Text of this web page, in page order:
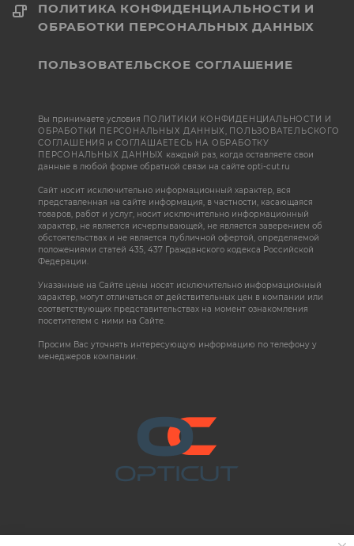
ПОЛИТИКА КОНФИДЕНЦИАЛЬНОСТИ И
ОБРАБОТКИ ПЕРСОНАЛЬНЫХ ДАННЫХ
ПОЛЬЗОВАТЕЛЬСКОЕ СОГЛАШЕНИЕ
Вы принимаете условия ПОЛИТИКИ КОНФИДЕНЦИАЛЬНОСТИ И
ОБРАБОТКИ ПЕРСОНАЛЬНЫХ ДАННЫХ, ПОЛЬЗОВАТЕЛЬСКОГО
СОГЛАШЕНИЯ иСОГЛАШАЕТЕСЬ НА ОБРАБОТКУ
ПЕРСОНАЛЬНЫХ ДАННЫХ каждый раз, когда оставляете свои
данные в любой форме обратной связи на сайте opti-cut.ru
Сайт носит исключительно информационный характер, вся
представленная на сайте информация, в частности, касающаяся
товаров, работ и услуг, носит исключительно информационный
характер, не является исчерпывающей, не является заверением об
обстоятельствах и не является публичной офертой, определяемой
положениями статей 435, 437 Гражданского кодекса Российской
Федерации.
Указанные на Сайте цены носят исключительно информационный
характер, могут отличаться от действительных цен в компании или
соответствующих представительствах на момент ознакомления
посетителем с ними на Сайте.
Просим Вас уточнять интересующую информацию по телефону у
менеджеров компании.